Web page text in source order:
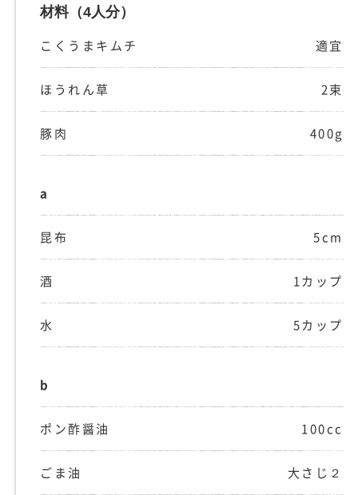
材料（4人分）
こくうまキムチ 適宜
ほうれん草 2束
豚肉 400g
a
昆布 5cm
酒 1カップ
水 5カップ
b
ポン酢醤油 100cc
ごま油 大さじ２